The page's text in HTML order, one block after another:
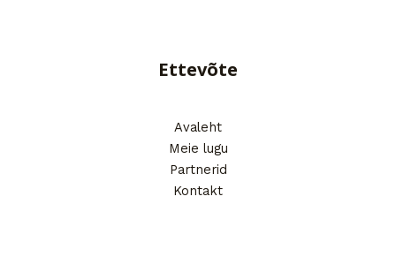
Ettevõte
Avaleht
Meie lugu
Partnerid
Kontakt